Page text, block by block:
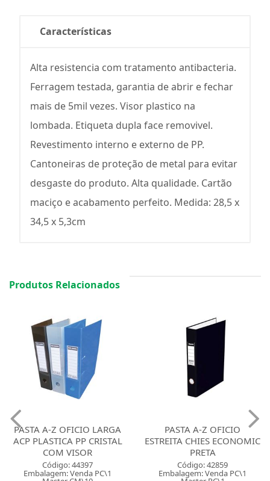
Características
Alta resistencia com tratamento antibacteria.
Ferragem testada, garantia de abrir e fechar
mais de 5mil vezes. Visor plastico na
lombada. Etiqueta dupla face removivel.
Revestimento interno e externo de PP.
Cantoneiras de proteção de metal para evitar
desgaste do produto. Alta qualidade. Cartão
maciço e acabamento perfeito. Medida: 28,5 x
34,5 x 5,3cm
Produtos Relacionados
PASTA A-Z OFICIO LARGA
ACP PLASTICA PP CRISTAL
COM VISOR
Código: 44397
Embalagem: Venda PC\1
PASTA A-Z OFICIO
ESTREITA CHIES ECONOMIC
PRETA
Código: 42859
Embalagem: Venda PC\1